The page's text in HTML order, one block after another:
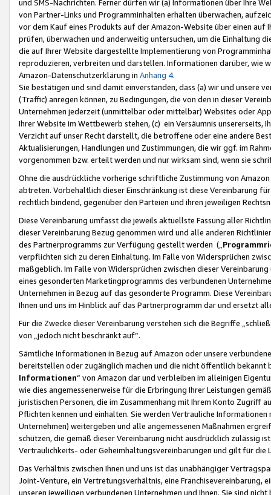
und SMS-Nachrichten. Ferner dürfen wir (a) Informationen über Ihre
von Partner-Links und Programminhalten erhalten überwachen,
vor dem Kauf eines Produkts auf der Amazon-Website über einen
prüfen, überwachen und anderweitig untersuchen, um die Einhaltung
die auf Ihrer Website dargestellte Implementierung von
reproduzieren, verbreiten und darstellen. Informationen darüber, wie
Amazon-Datenschutzerklärung in Anhang 4.
Sie bestätigen und sind damit einverstanden, dass (a) wir und
(Traffic) anregen können, zu Bedingungen, die von den in dieser
Unternehmen jederzeit (unmittelbar oder mittelbar) Websites oder
Ihrer Website im Wettbewerb stehen, (c) ein Versäumnis unsererseits,
Verzicht auf unser Recht darstellt, die betroffene oder eine andere
Aktualisierungen, Handlungen und Zustimmungen, die wir ggf. im
vorgenommen bzw. erteilt werden und nur wirksam sind, wenn sie
Ohne die ausdrückliche vorherige schriftliche Zustimmung von
abtreten. Vorbehaltlich dieser Einschränkung ist diese Vereinbarung
rechtlich bindend, gegenüber den Parteien und ihren jeweiligen
Diese Vereinbarung umfasst die jeweils aktuellste Fassung aller
dieser Vereinbarung Bezug genommen wird und alle anderen
des Partnerprogramms zur Verfügung gestellt werden („
verpflichten sich zu deren Einhaltung. Im Falle von Widersprüchen
maßgeblich. Im Falle von Widersprüchen zwischen dieser
eines gesonderten Marketingprogramms des verbundenen
Unternehmen in Bezug auf das gesonderte Programm. Diese
Ihnen und uns im Hinblick auf das Partnerprogramm dar und ersetzt
Für die Zwecke dieser Vereinbarung verstehen sich die Begriffe
von „jedoch nicht beschränkt auf“.
Sämtliche Informationen in Bezug auf Amazon oder unsere
bereitstellen oder zugänglich machen und die nicht öffentlich
Informationen“ von Amazon dar und verbleiben im alleinigen
wie dies angemessenerweise für die Erbringung Ihrer Leistungen
juristischen Personen, die im Zusammenhang mit Ihrem Konto
Pflichten kennen und einhalten. Sie werden Vertrauliche
Unternehmen) weitergeben und alle angemessenen Maßnahmen
schützen, die gemäß dieser Vereinbarung nicht ausdrücklich zulässig
Vertraulichkeits- oder Geheimhaltungsvereinbarungen und gilt für die
Das Verhältnis zwischen Ihnen und uns ist das unabhängiger
Joint-Venture, ein Vertretungsverhältnis, eine Franchisevereinbarung,
unseren jeweiligen verbundenen Unternehmen und Ihnen. Sie sind